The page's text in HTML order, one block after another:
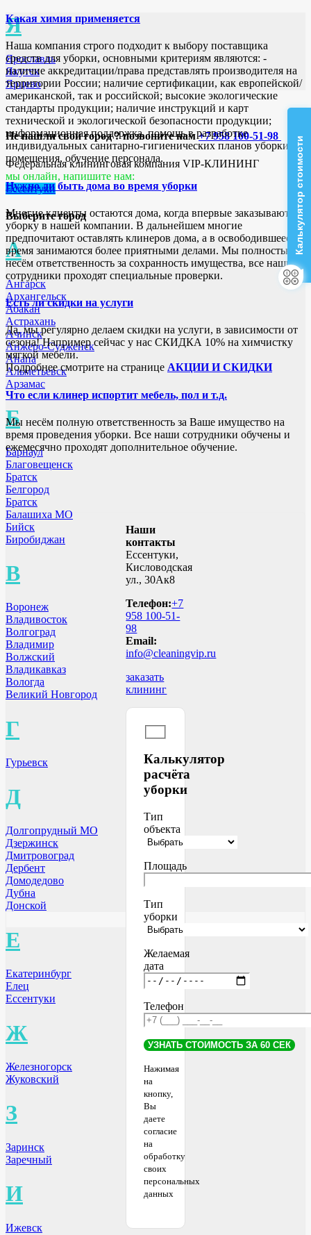
Я
Ярославль
Якутск
Ярцево
Не нашли свой город ? позвоните нам+7 958 100-51-98
Федеральная клининговая компания VIP-КЛИНИНГ
мы онлайн, напишите нам:
Ессентуки
Выберите город
А
Ангарск
Архангельск
Абакан
Астрахань
Ачинск
Анжеро-Судженск
Анапа
Альметьевск
Арзамас
Б
Барнаул
Благовещенск
Братск
Белгород
Братск
Балашиха МО
Бийск
Биробиджан
В
Воронеж
Владивосток
Волгоград
Владимир
Волжский
Владикавказ
Вологда
Великий Новгород
Г
Гурьевск
Д
Долгопрудный МО
Дзержинск
Дмитровоград
Дербент
Домодедово
Дубна
Донской
Е
Екатеринбург
Елец
Ессентуки
Ж
Железногорск
Жуковский
З
Заринск
Заречный
И
Ижевск
Какая химия применяется
Наша компания строго подходит к выбору поставщика
средств для уборки, основными критериям являются: -
наличие аккредитации/права представлять производителя на
территории России; наличие сертификации, как европейской/
американской, так и российской; высокие экологические
стандарты продукции; наличие инструкций и карт
технической и экологической безопасности продукции;
информационная поддержка, помощь в разработке
индивидуальных санитарно-гигиенических планов уборки
помещения, обучение персонала.
Нужно ли быть дома во время уборки
Многие клиенты остаются дома, когда впервые заказывают
уборку в нашей компании. В дальнейшем многие
предпочитают оставлять клинеров дома, а в освободившееся
время занимаются более приятными делами. Мы полностью
несём ответственность за сохранность имущества, все наши
сотрудники проходят специальные проверки.
Есть ли скидки на услуги
Да, мы регулярно делаем скидки на услуги, в зависимости от
сезона! Например сейчас у нас СКИДКА 10% на химчистку
мягкой мебели.
Подробнее смотрите на странице АКЦИИ И СКИДКИ
Что если клинер испортит мебель, пол и т.д.
Мы несём полную ответственность за Ваше имущество на
время проведения уборки. Все наши сотрудники обучены и
ежемесячно проходят дополнительное обучение.
Наши
контакты
Ессентуки,
Кисловодская
ул., 30Ак8
Телефон:+7
958 100-51-
98
Email:
info@cleaningvip.ru
заказать
клининг
Калькулятор
расчёта
уборки
Тип
объекта
Площадь
Тип
уборки
Желаемая
дата
Телефон
Нажимая
на
кнопку,
Вы
даете
согласие
на
обработку
своих
персональных
данных
Калькулятор стоимости